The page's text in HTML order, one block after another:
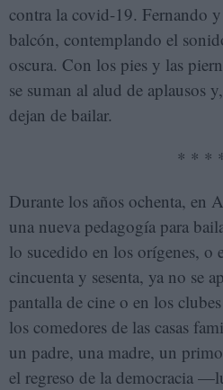
contra la covid-19. Fernando
balcón, contemplando el
oscura. Con los pies y las
se suman al alud de aplausos
dejan de bailar.
* * *
Durante los años ochenta, en
una nueva pedagogía para
lo sucedido en los orígenes, o
cincuenta y sesenta, ya no se
pantalla de cine o en los
los comedores de las casas
un padre, una madre, un
el regreso de la democracia